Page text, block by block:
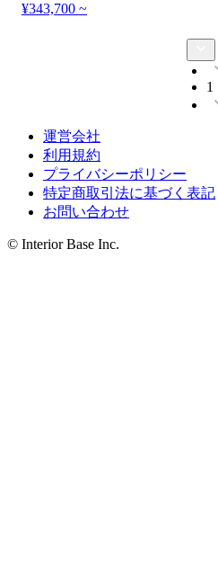
¥343,700 ~
1
運営会社
利用規約
プライバシーポリシー
特定商取引法に基づく表記
お問い合わせ
© Interior Base Inc.